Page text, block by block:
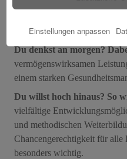
Das kannst du dir leisten!
für den öffentlichen Dienst
Du denkst an morgen?
vermögenswirksamen
einem starken
Du willst hoch hinaus? So
vielfältige
und methodischen
Chancengerechtigkeit für alle
besonders wichtig.
Einstellungen anpassen